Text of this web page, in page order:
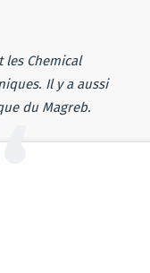
les Chemical
Il y a aussi
du Magreb.